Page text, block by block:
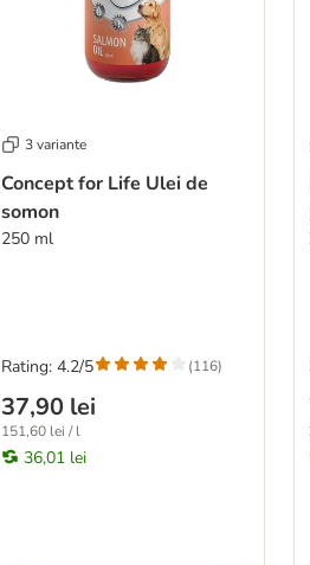
3 variante
Concept for Life Ulei de
somon
250 ml
37,90 lei
151,60 lei / l
36,01 lei
Rating: 4.2/5 (116)